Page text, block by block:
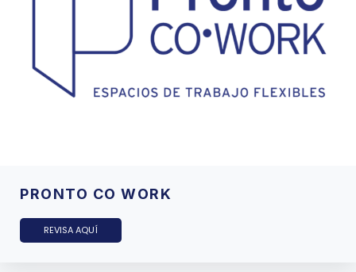
PRONTO CO WORK
REVISA AQUÍ